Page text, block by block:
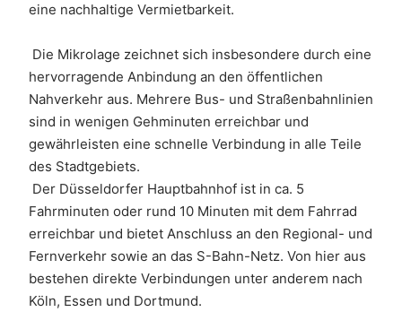
eine nachhaltige Vermietbarkeit.
hervorragende Anbindung an den öffentlichen
Nahverkehr aus. Mehrere Bus- und Straßenbahnlinien
sind in wenigen Gehminuten erreichbar und
gewährleisten eine schnelle Verbindung in alle Teile
des Stadtgebiets.
Fahrminuten oder rund 10 Minuten mit dem Fahrrad
erreichbar und bietet Anschluss an den Regional- und
Fernverkehr sowie an das S-Bahn-Netz. Von hier aus
bestehen direkte Verbindungen unter anderem nach
Köln, Essen und Dortmund.